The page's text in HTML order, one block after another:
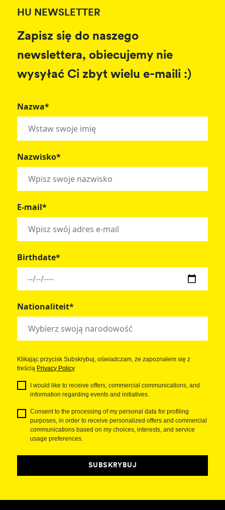
HU NEWSLETTER
Zapisz się do naszego
newslettera, obiecujemy nie
wysyłać Ci zbyt wielu e-maili :)
Nazwa*
Nazwisko*
E-mail*
Birthdate*
Nationaliteit*
Klikając przycisk Subskrybuj, oświadczam, że zapoznałem się z
treścią Privacy Policy
I would like to receive offers, commercial communications, and
information regarding events and initiatives.
Consent to the processing of my personal data for profiling
purposes, in order to receive personalized offers and commercial
communications based on my choices, interests, and service
usage preferences.
SUBSKRYBUJ